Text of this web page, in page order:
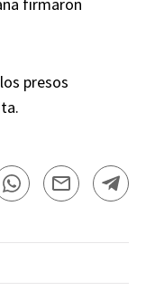
firmaron
presos